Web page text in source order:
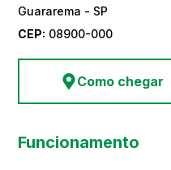
Guararema - SP
CEP: 08900-000
Como chegar
Funcionamento